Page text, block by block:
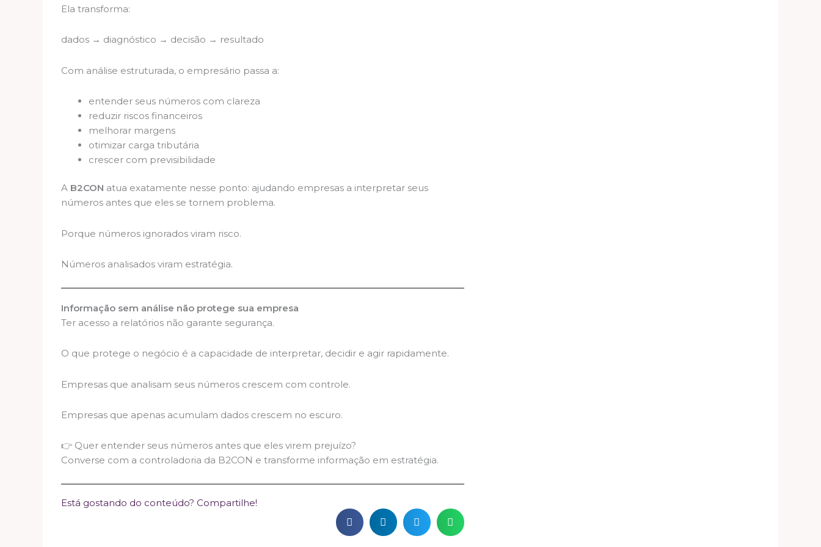
Ela transforma:
dados → diagnóstico → decisão → resultado
Com análise estruturada, o empresário passa a:
entender seus números com clareza
reduzir riscos financeiros
melhorar margens
otimizar carga tributária
crescer com previsibilidade
A B2CON atua exatamente nesse ponto: ajudando empresas a interpretar seus
números antes que eles se tornem problema.
Porque números ignorados viram risco.
Números analisados viram estratégia.
Informação sem análise não protege sua empresa
Ter acesso a relatórios não garante segurança.
O que protege o negócio é a capacidade de interpretar, decidir e agir rapidamente.
Empresas que analisam seus números crescem com controle.
Empresas que apenas acumulam dados crescem no escuro.
👉 Quer entender seus números antes que eles virem prejuízo?
Converse com a controladoria da B2CON e transforme informação em estratégia.
Está gostando do conteúdo? Compartilhe!